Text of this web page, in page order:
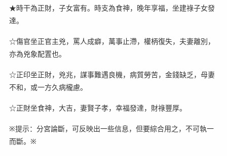
★時干為正財，子女富有。時支為食神，晚年享福，坐建祿子女發
達。
☆傷官坐正官主兇，罵人成癖，萬事止滯，權柄復失，夫妻離別，
亦為兇象配置也。
☆正印坐正財，兇兆，謀事難遇良機，病質勞苦，金錢缺乏，母妻
不和，或一方久病櫳慮。
☆正財坐食神，大吉，妻賢子孝，幸福發達，財祿豐厚。
※提示：分宮論斷，可反映出一些信息，但要綜合用之，不可執一
而斷。※